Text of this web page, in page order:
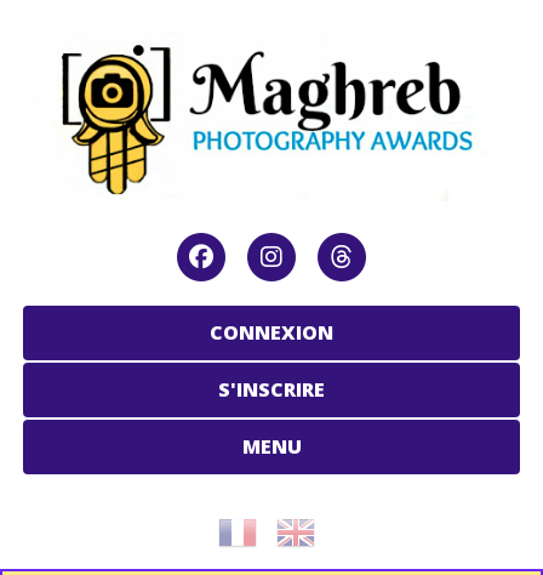
CONNEXION
S'INSCRIRE
MENU